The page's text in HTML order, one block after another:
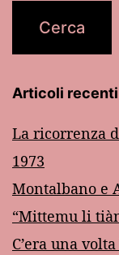
Articoli recenti
La ricorrenza
1973
Montalbano e
“Mittemu li
C’era una